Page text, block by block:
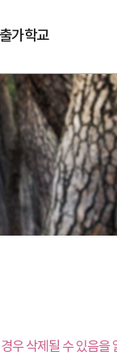
가학교
우 삭제될 수 있음을